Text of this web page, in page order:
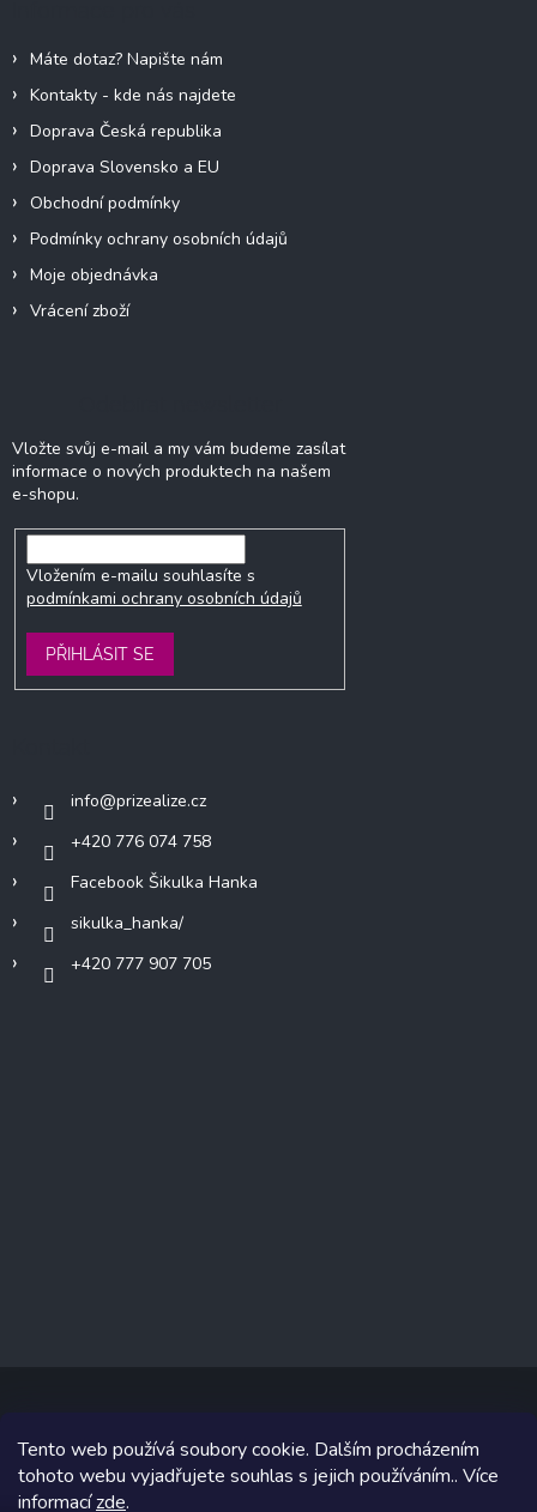
Tento web používá soubory cookie. Dalším procházením
tohoto webu vyjadřujete souhlas s jejich používáním.. Více
informacízde.
Máte dotaz? Napište nám
Kontakty - kde nás najdete
Doprava Česká republika
Doprava Slovensko a EU
Obchodní podmínky
Podmínky ochrany osobních údajů
Moje objednávka
Vrácení zboží
Vložte svůj e-mail a my vám budeme zasílat
informace o nových produktech na našem
e-shopu.
Vložením e-mailu souhlasíte s
podmínkami ochrany osobních údajů
PŘIHLÁSIT SE
info@prizealize.cz
+420 776 074 758
Facebook Šikulka Hanka
sikulka_hanka/
+420 777 907 705
Copyright 2026www.prizealize.cz. Všechna práva vyhrazena.